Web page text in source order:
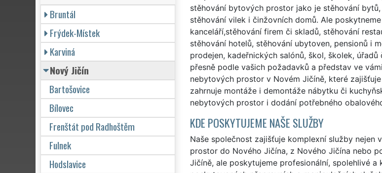
stěhování bytových prostor jako je stěhování
stěhování vilek i činžovních domů. Ale
kanceláří,stěhování firem či skladů, stěhování
stěhování hotelů, stěhování ubytoven, pensionů i
prodejen, kadeřnických salónů, škol, školek,
přesně podle vašich požadavků a představ ve
nebytových prostor v Novém Jičíně, které
zahrnuje montáže i demontáže nábytku či
nebytových prostor i dodání potřebného
KDE POSKYTUJEME NAŠE SLUŽBY
Naše společnost zajišťuje komplexní služby
prostor do Nového Jičína, z Nového Jičína nebo
Jičíně, ale poskytujeme profesionální, spolehlivé
Bruntál
Frýdek-Místek
Karviná
Nový Jičín
Bartošovice
Bílovec
Frenštát pod Radhoštěm
Fulnek
Hodslavice